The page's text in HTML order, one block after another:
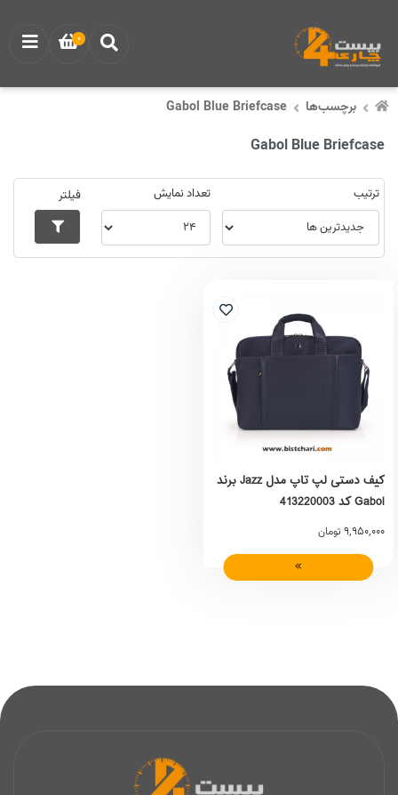
برچسب‌ها Gabol Blue Briefcase
Gabol Blue Briefcase
ترتیب تعداد نمایش فیلتر
کیف دستی لپ تاپ مدل Jazz برند
Gabol کد 413220003
9,950,000 تومان
0